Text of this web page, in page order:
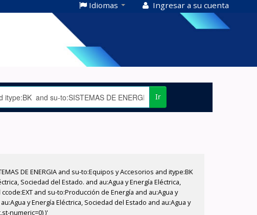
Idiomas Ingresar a su cuenta
Ir
DE ENERGIA and su-to:Equipos y Accesorios and itype:BK
Sociedad del Estado. and au:Agua y Energía Eléctrica,
and su-to:Producción de Energía and au:Agua y
y Energía Eléctrica, Sociedad del Estado and au:Agua y
numeric=0) )'